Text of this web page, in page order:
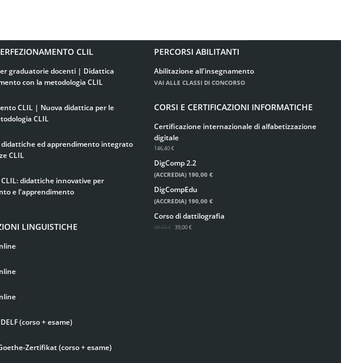
CLIL
graduatorie docenti | Didattica
con la metodologia CLIL
CLIL | Nuova didattica per le
CLIL
didattiche ed apprendimento integrato
CLIL
didattiche innovative per
e l'apprendimento
LINGUISTICHE
(corso + esame)
Zertifikat (corso + esame)
PERCORSI ABILITANTI
Abilitazione all'insegnamento
VAI ALLE CLASSI DI CONCORSO
CORSI E CERTIFICAZIONI INFORMATICHE
Certificazione internazionale di alfabetizzazione
digitale
146,40 €
DigComp 2.2
(ACCREDIA) 190,00 €
DigCompEdu
(ACCREDIA) 190,00 €
Corso di dattilografia
49,00 € 39,00 €